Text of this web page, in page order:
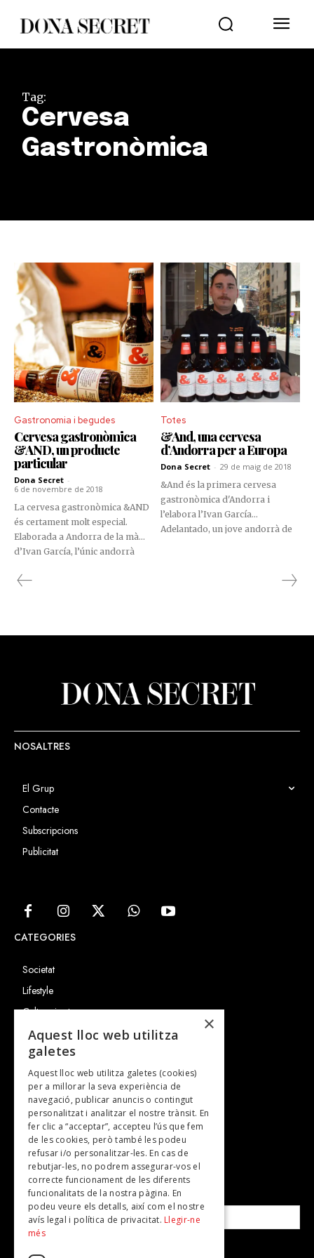
Tag:
Cervesa
Gastronòmica
Gastronomia i begudes
Cervesa gastronòmica
&AND, un producte
particular
Dona Secret -
6 de novembre de 2018
La cervesa gastronòmica &AND
és certament molt especial.
Elaborada a Andorra de la mà
d’Ivan García, l’únic andorrà
Center, aquest producte està
Totes
&And, una cervesa
d’Andorra per a Europa
Dona Secret - 29 de maig de 2018
&And és la primera cervesa
gastronòmica d'Andorra i
l’elabora l’Ivan García
Adelantado, un jove andorrà de
NOSALTRES
El Grup
Contacte
Subscripcions
Publicitat
CATEGORIES
Societat
Lifestyle
Cultura i art
Entrevistes
Gastronomia
TV
Plans per fer
Revistes
SUBSCRIU-TE A LA NOSTRA NEWSLETTER!
Correu electrònic*
×
Aquest lloc web utilitza
galetes
Aquest lloc web utilitza galetes (cookies)
per a millorar la seva experiència de
navegació, publicar anuncis o contingut
personalitzat i analitzar el nostre trànsit. En
fer clic a “acceptar”, accepteu l’ús que fem
de les cookies, però també les podeu
refusar i/o personalitzar-les. En cas de
rebutjar-les, no podrem assegurar-vos el
correcte funcionament de les diferents
funcionalitats de la nostra pàgina. En
podeu veure els detalls, així com el nostre
avís legal i política de privacitat. Llegir-ne
més